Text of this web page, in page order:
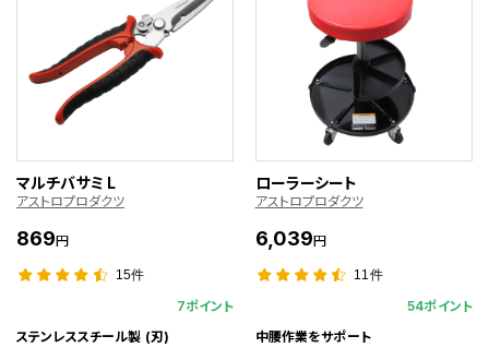
マルチバサミ L
アストロプロダクツ
869円
15件
7ポイント
ステンレススチール製 (刃)
ローラーシート
アストロプロダクツ
6,039円
11件
54ポイント
中腰作業をサポート